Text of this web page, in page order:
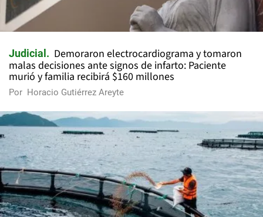
Judicial
Demoraron electrocardiograma y tomaron
malas decisiones ante signos de infarto: Paciente
murió y familia recibirá $160 millones
Por Horacio Gutiérrez Areyte